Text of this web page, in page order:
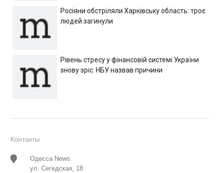
Росіяни обстріляли Харківську область: троє
людей загинули
Рівень стресу у фінансовій системі України
знову зріс: НБУ назвав причини
Контакты
Одесса News
ул. Сегедская, 18